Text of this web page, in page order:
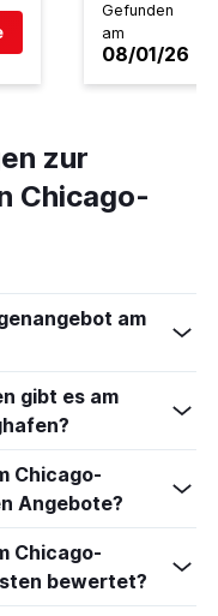
Gefunden
am
08/01/26
zur
Chicago-
am
gibt es am
Chicago-
Angebote?
Chicago-
bewertet?